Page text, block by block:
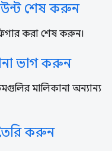
শেষ করুন
করা শেষ করুন।
ভাগ করুন
মালিকানা অন্যান্য
করুন